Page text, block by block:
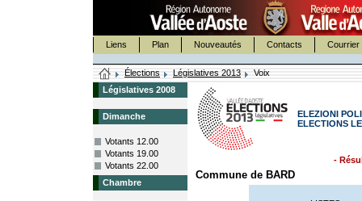
Liens Plan Nouveautés Contacts Courrier
Élections Législatives 2013
Voix
Législatives 2008
Dimanche
Votants 12.00
Votants 19.00
Votants 22.00
Chambre
ELEZIONI
ELECTIONS
-
Commune de BARD